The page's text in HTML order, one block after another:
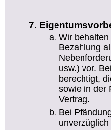
Wir
Bezahlung
usw.) vor.
berechtigt,
sowie in der
Vertrag.
Bei